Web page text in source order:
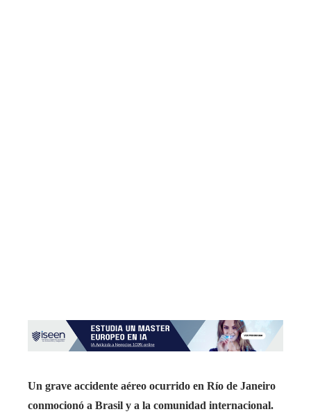
Un grave accidente aéreo ocurrido en Río de Janeiro
conmocionó a Brasil y a la comunidad internacional.